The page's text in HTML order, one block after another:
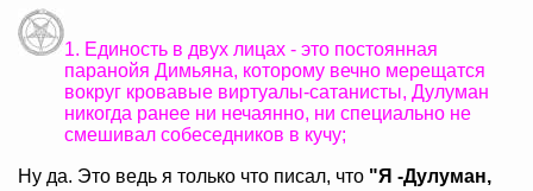
1. Единость в двух лицах - это постоянная
паранойя Димьяна, которому вечно мерещатся
вокруг кровавые виртуалы-сатанисты, Дулуман
никогда ранее ни нечаянно, ни специально не
смешивал собеседников в кучу;
Ну да. Это ведь я только что писал, что "Я -Дулуман,